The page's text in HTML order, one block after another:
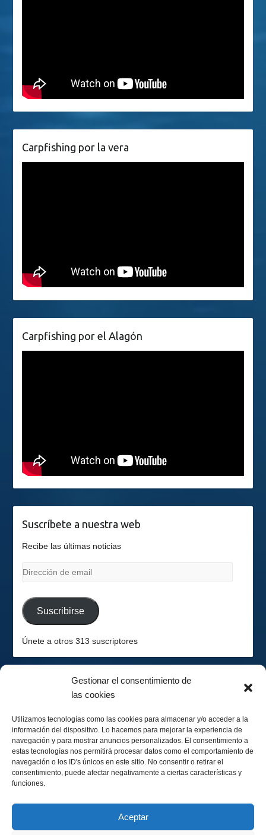
Gestionar el consentimiento de
las cookies
Utilizamos tecnologías como las cookies para almacenar y/o acceder a la
información del dispositivo. Lo hacemos para mejorar la experiencia de
navegación y para mostrar anuncios personalizados. El consentimiento a
estas tecnologías nos permitirá procesar datos como el comportamiento de
navegación o los ID's únicos en este sitio. No consentir o retirar el
consentimiento, puede afectar negativamente a ciertas características y
funciones.
Aceptar
Carpfishing por la vera
Carpfishing por el Alagón
Suscríbete a nuestra web
Recibe las últimas noticias
Dirección
email
Suscribirse
Únete a otros 313 suscriptores
Hemisferio Sur
Calendario Lunar